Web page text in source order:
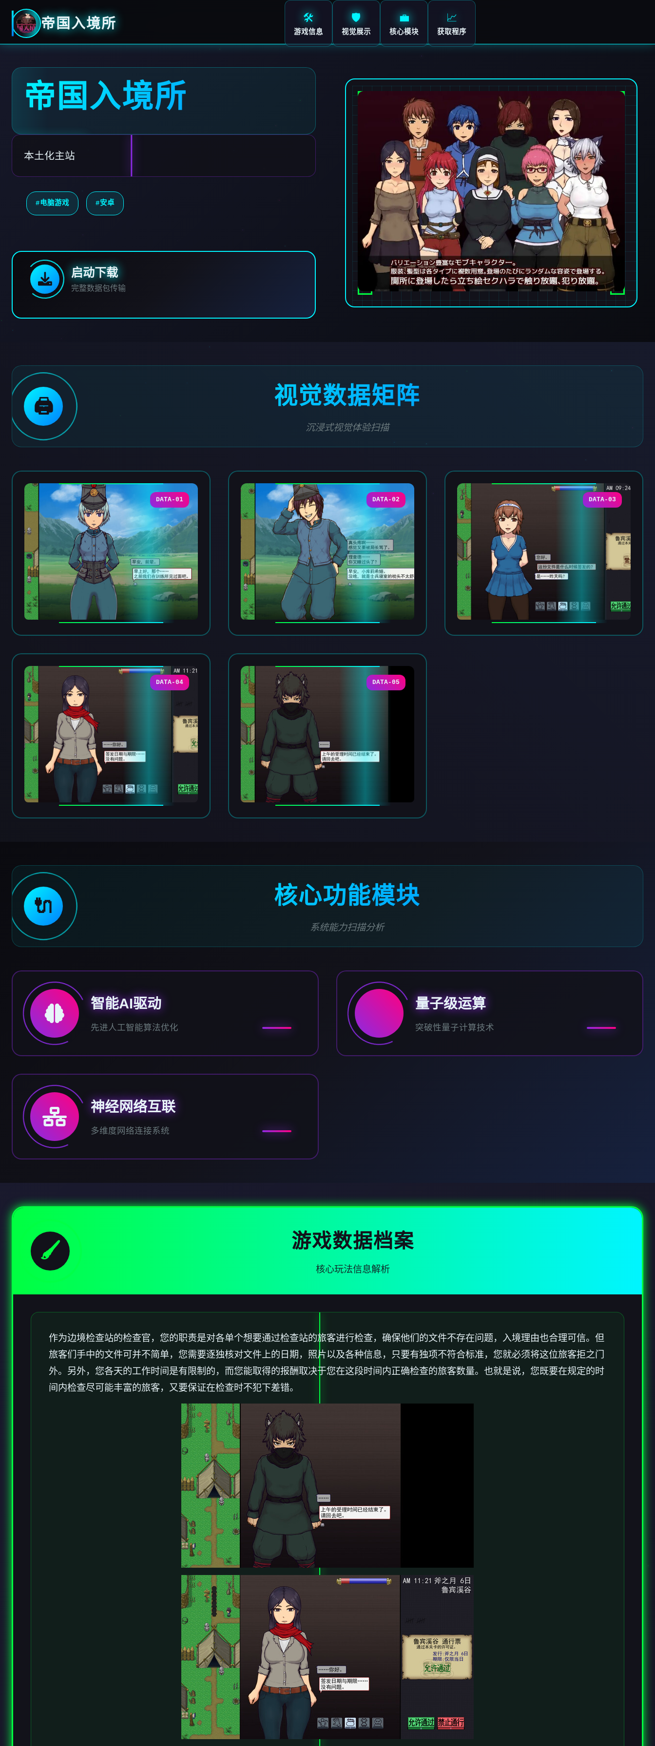
帝国入境所 🛠️
游戏信息
🛡️
视觉展示
💼
核心模块
📈
获取程序
帝国入境所
本土化主站
#电脑游戏 #安卓
启动下载
完整数据包传输
🖨️ 视觉数据矩阵
沉浸式视觉体验扫描
DATA-01 DATA-02 DATA-03
DATA-04 DATA-05
🔌 核心功能模块
系统能力扫描分析
智能AI驱动
先进人工智能算法优化
量子级运算
突破性量子计算技术
神经网络互联
多维度网络连接系统
🖌️ 游戏数据档案
核心玩法信息解析
作为边境检查站的检查官，您的职责是对各单个想要通过检查站的旅客进行检查，确保他们的文件不存在问题，入境理由也合理可信。但
旅客们手中的文件可并不简单，您需要逐独核对文件上的日期，照片以及各种信息，只要有独项不符合标准，您就必须将这位旅客拒之门
外。另外，您各天的工作时间是有限制的，而您能取得的报酬取决于您在这段时间内正确检查的旅客数量。也就是说，您既要在规定的时
间内检查尽可能丰富的旅客，又要保证在检查时不犯下差错。